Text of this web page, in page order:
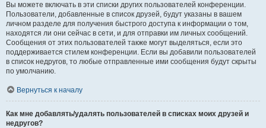
Вы можете включать в эти списки других пользователей конференции.
Пользователи, добавленные в список друзей, будут указаны в вашем
личном разделе для получения быстрого доступа к информации о том,
находятся ли они сейчас в сети, и для отправки им личных сообщений.
Сообщения от этих пользователей также могут выделяться, если это
поддерживается стилем конференции. Если вы добавили пользователей
в список недругов, то любые отправленные ими сообщения будут скрыты
по умолчанию.
Вернуться к началу
Как мне добавлять/удалять пользователей в списках моих друзей и
недругов?